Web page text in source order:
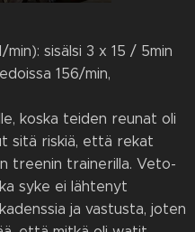
min): sisälsi 3 x 15 / 5min
156/min,
koska teiden reunat oli
sitä riskiä, että rekat
treenin trainerilla. Veto-
syke ei lähtenyt
ja vastusta, joten